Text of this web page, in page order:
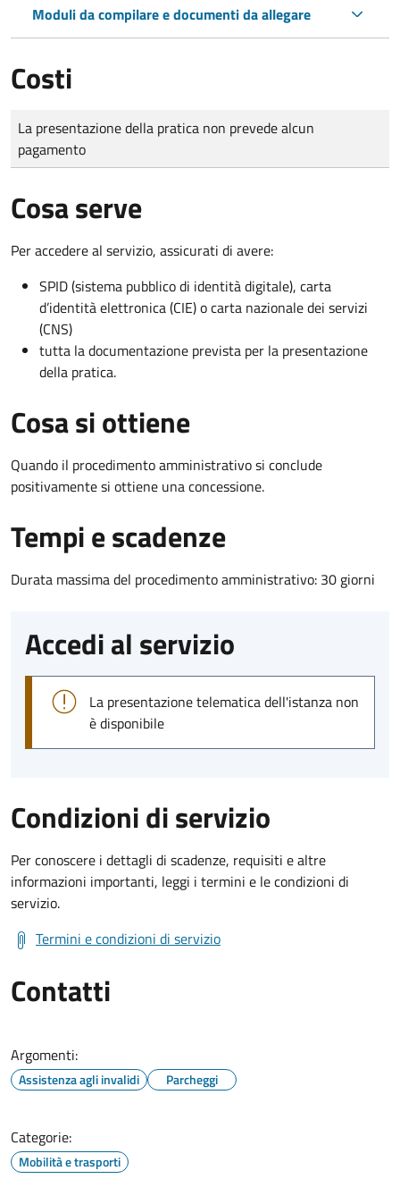
Moduli da compilare e documenti da allegare
Costi
Tipo di pagamento
Importo
La presentazione della pratica non prevede alcun
pagamento
Cosa serve
Per accedere al servizio, assicurati di avere:
SPID (sistema pubblico di identità digitale), carta
d’identità elettronica (CIE) o carta nazionale dei servizi
(CNS)
tutta la documentazione prevista per la presentazione
della pratica.
Cosa si ottiene
Quando il procedimento amministrativo si conclude
positivamente si ottiene una concessione.
Tempi e scadenze
Durata massima del procedimento amministrativo: 30 giorni
Accedi al servizio
La presentazione telematica dell'istanza non
è disponibile
Condizioni di servizio
Per conoscere i dettagli di scadenze, requisiti e altre
informazioni importanti, leggi i termini e le condizioni di
servizio.
Termini e condizioni di servizio
Contatti
Argomenti:
Assistenza agli invalidi Parcheggi
Categorie:
Mobilità e trasporti